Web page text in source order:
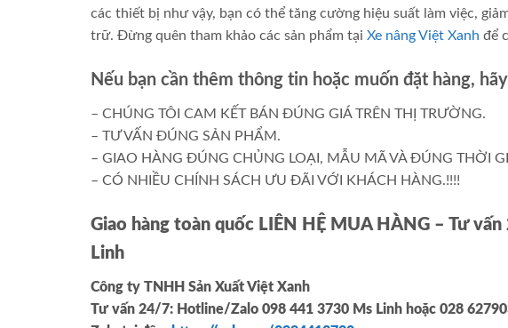
các thiết bị như vậy, bạn có thể tăng cường hiệu suất làm việc,
trữ. Đừng quên tham khảo các sản phẩm tại Xe nâng Việt Xanh để
Nếu bạn cần thêm thông tin hoặc muốn đặt hàng,
– CHÚNG TÔI CAM KẾT BÁN ĐÚNG GIÁ TRÊN THỊ TRƯỜNG.
– TƯ VẤN ĐÚNG SẢN PHẨM.
– GIAO HÀNG ĐÚNG CHỦNG LOẠI, MẪU MÃ VÀ ĐÚNG THỜI
– CÓ NHIỀU CHÍNH SÁCH ƯU ĐÃI VỚI KHÁCH HÀNG.!!!!
Giao hàng toàn quốc LIÊN HỆ MUA HÀNG – Tư
Linh
Công ty TNHH Sản Xuất Việt Xanh
Tư vấn 24/7: Hotline/Zalo 098 441 3730 Ms Linh hoặc 028